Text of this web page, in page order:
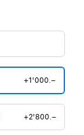
+1'000.–
+2'800.–